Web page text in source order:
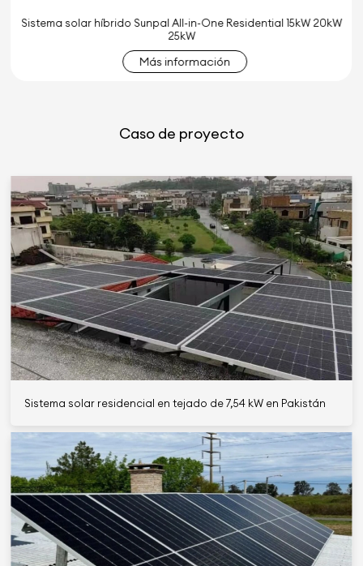
Sistema solar híbrido Sunpal All-in-One Residential 15kW 20kW
25kW
Más información
Caso de proyecto
Sistema solar residencial en tejado de 7,54 kW en Pakistán